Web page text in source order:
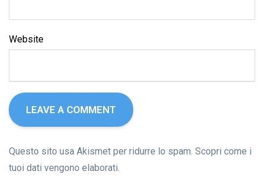
Website
Questo sito usa Akismet per ridurre lo spam. Scopri come i
tuoi dati vengono elaborati